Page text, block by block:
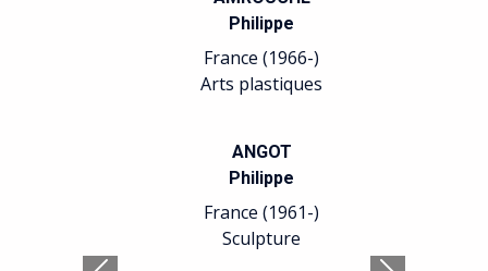
Philippe
France (1966-)
Arts plastiques
ANGOT
Philippe
France (1961-)
Sculpture